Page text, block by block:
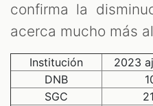
confirma la
acerca mucho más
Institución
2023
DNB
SGC